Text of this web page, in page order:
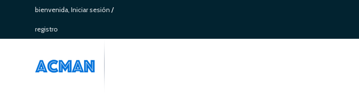
bienvenida, Iniciar sesión /
registro